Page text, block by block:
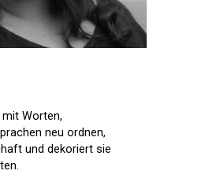
Worten,
neu ordnen,
und dekoriert sie